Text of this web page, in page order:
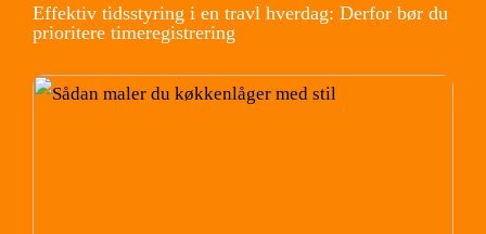
Effektiv tidsstyring i en travl hverdag: Derfor bør du
prioritere timeregistrering